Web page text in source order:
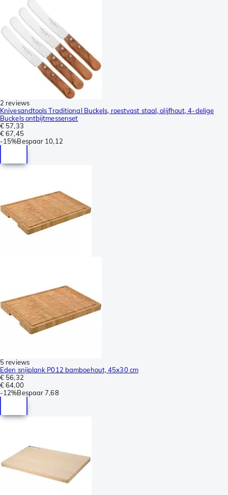
2 reviews
Knivesandtools Traditional Buckels, roestvast staal, olijfhout, 4-delige
Buckels ontbijtmessenset
€ 57,33
€ 67,45
-15%Bespaar 10,12
5 reviews
Eden snijplank P012 bamboehout, 45x30 cm
€ 56,32
€ 64,00
-12%Bespaar 7,68